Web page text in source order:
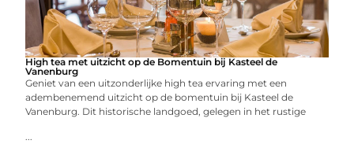
High tea met uitzicht op de Bomentuin bij Kasteel de
Vanenburg
Geniet van een uitzonderlijke high tea ervaring met een
adembenemend uitzicht op de bomentuin bij Kasteel de
Vanenburg. Dit historische landgoed, gelegen in het rustige
...